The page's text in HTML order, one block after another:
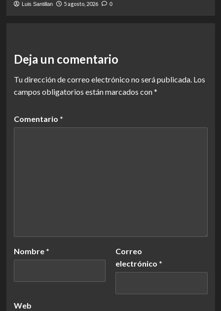
Luis Santillan 5 agosto, 2026 0
Deja un comentario
Tu dirección de correo electrónico no será publicada. Los
campos obligatorios están marcados con*
Comentario *
Nombre *
Correo
electrónico *
Web